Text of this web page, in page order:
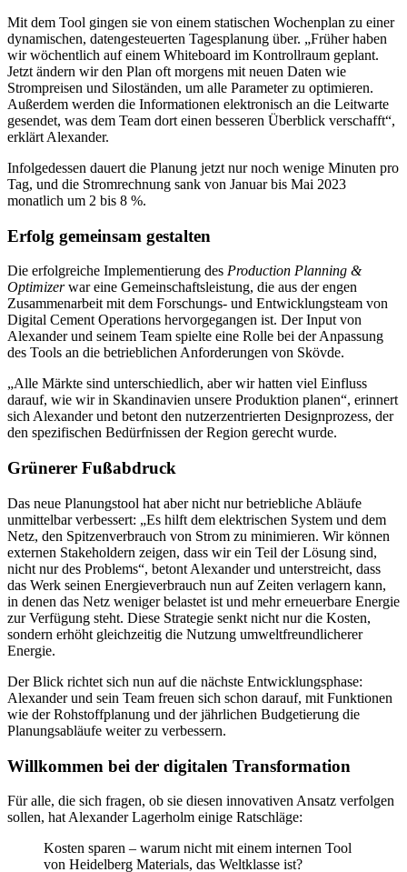
Mit dem Tool gingen sie von einem statischen Wochenplan zu einer
dynamischen, datengesteuerten Tagesplanung über. „Früher haben
wir wöchentlich auf einem Whiteboard im Kontrollraum geplant.
Jetzt ändern wir den Plan oft morgens mit neuen Daten wie
Strompreisen und Siloständen, um alle Parameter zu optimieren.
Außerdem werden die Informationen elektronisch an die Leitwarte
gesendet, was dem Team dort einen besseren Überblick verschafft“,
erklärt Alexander.
Infolgedessen dauert die Planung jetzt nur noch wenige Minuten pro
Tag, und die Stromrechnung sank von Januar bis Mai 2023
monatlich um 2 bis 8 %.
Erfolg gemeinsam gestalten
Die erfolgreiche Implementierung des Production Planning &
Optimizerwar eine Gemeinschaftsleistung, die aus der engen
Zusammenarbeit mit dem Forschungs- und Entwicklungsteam von
Digital Cement Operations hervorgegangen ist. Der Input von
Alexander und seinem Team spielte eine Rolle bei der Anpassung
des Tools an die betrieblichen Anforderungen von Skövde.
„Alle Märkte sind unterschiedlich, aber wir hatten viel Einfluss
darauf, wie wir in Skandinavien unsere Produktion planen“, erinnert
sich Alexander und betont den nutzerzentrierten Designprozess, der
den spezifischen Bedürfnissen der Region gerecht wurde.
Grünerer Fußabdruck
Das neue Planungstool hat aber nicht nur betriebliche Abläufe
unmittelbar verbessert: „Es hilft dem elektrischen System und dem
Netz, den Spitzenverbrauch von Strom zu minimieren. Wir können
externen Stakeholdern zeigen, dass wir ein Teil der Lösung sind,
nicht nur des Problems“, betont Alexander und unterstreicht, dass
das Werk seinen Energieverbrauch nun auf Zeiten verlagern kann,
in denen das Netz weniger belastet ist und mehr erneuerbare Energie
zur Verfügung steht. Diese Strategie senkt nicht nur die Kosten,
sondern erhöht gleichzeitig die Nutzung umweltfreundlicherer
Energie.
Der Blick richtet sich nun auf die nächste Entwicklungsphase:
Alexander und sein Team freuen sich schon darauf, mit Funktionen
wie der Rohstoffplanung und der jährlichen Budgetierung die
Planungsabläufe weiter zu verbessern.
Willkommen bei der digitalen Transformation
Für alle, die sich fragen, ob sie diesen innovativen Ansatz verfolgen
sollen, hat Alexander Lagerholm einige Ratschläge:
Kosten sparen – warum nicht mit einem internen Tool
von Heidelberg Materials, das Weltklasse ist?